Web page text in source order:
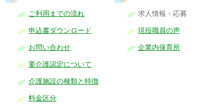
ご利用までの流れ
申込書ダウンロード
お問い合わせ
要介護認定について
介護施設の種類と特徴
料金区分
求人情報・応募
現役職員の声
企業内保育所